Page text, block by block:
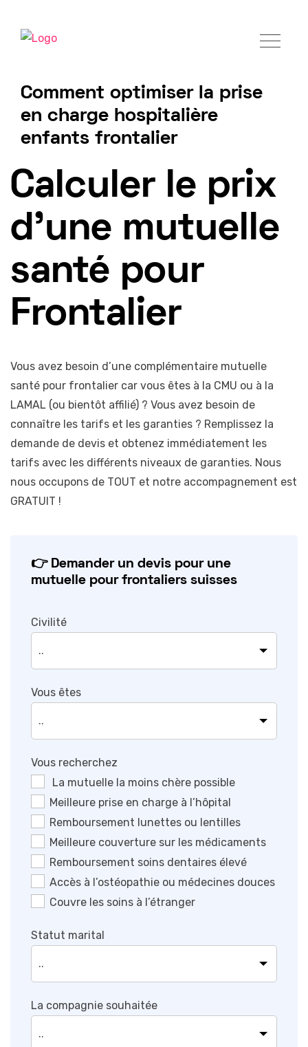
Comment optimiser la prise
en charge hospitalière
enfants frontalier
Tarif mutuelle Frontalier 2025
Calculer le prix
d'une mutuelle
santé pour
Frontalier
Vous avez besoin d’une complémentaire mutuelle
santé pour frontalier car vous êtes à la CMU ou à la
LAMAL (ou bientôt affilié) ? Vous avez besoin de
connaître les tarifs et les garanties ? Remplissez la
demande de devis et obtenez immédiatement les
tarifs avec les différents niveaux de garanties. Nous
nous occupons de TOUT et notre accompagnement est
GRATUIT !
👉 Demander un devis pour une
mutuelle pour frontaliers suisses
Civilité
Vous êtes
Vous recherchez
La mutuelle la moins chère possible
Meilleure prise en charge à l’hôpital
Remboursement lunettes ou lentilles
Meilleure couverture sur les médicaments
Remboursement soins dentaires élevé
Accès à l’ostéopathie ou médecines douces
Couvre les soins à l’étranger
Statut marital
La compagnie souhaitée